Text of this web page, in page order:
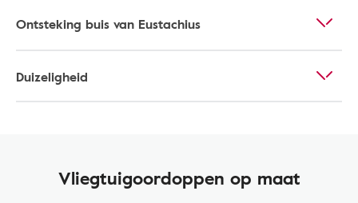
Ontsteking buis van Eustachius
Duizeligheid
Vliegtuigoordoppen op maat